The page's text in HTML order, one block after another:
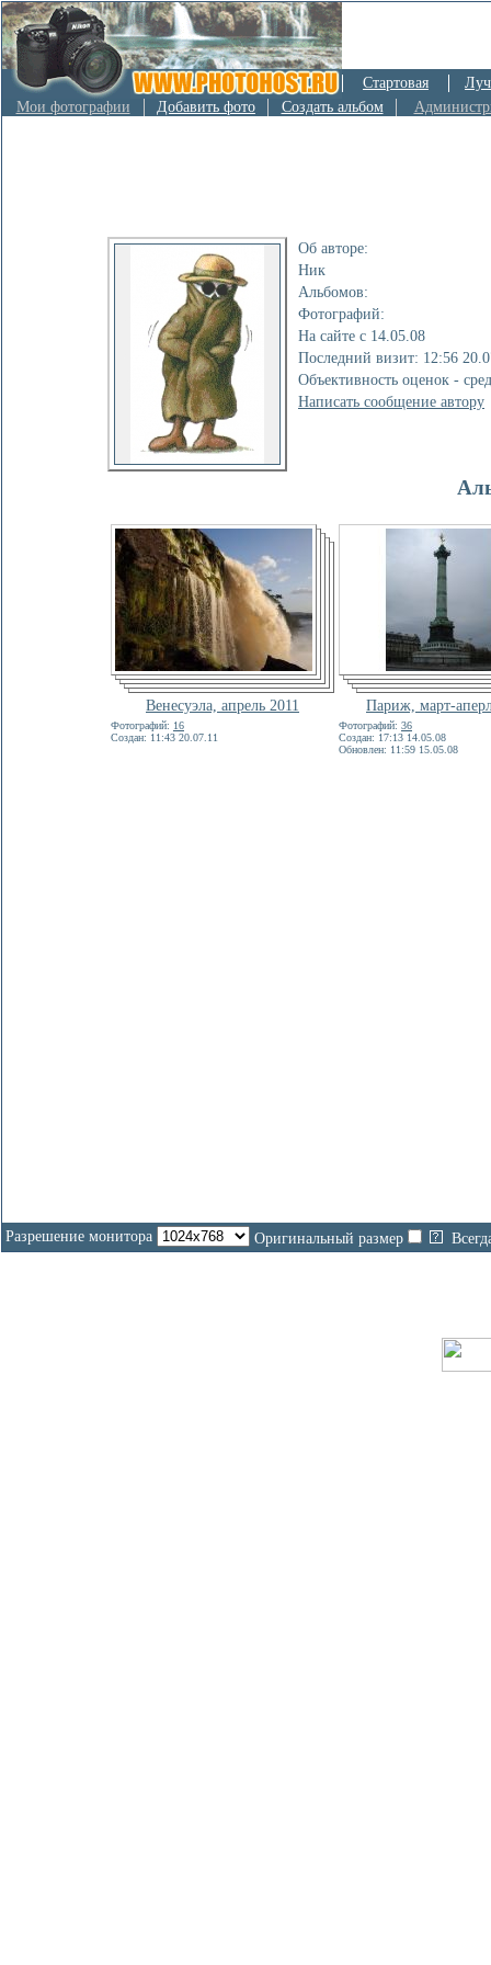
Стартовая
Мои фотографии
Добавить фото Создать альбом
Об авторе:
Ник
Альбомов:
Фотографий:
На сайте с 14.05.08
Последний визит: 12:56
Объективность оценок -
Написать сообщение автору
Венесуэла, апрель 2011 Париж, март-
Фотографий: 16
Создан: 11:43 20.07.11
Фотографий: 36
Создан: 17:13 14.05.08
Обновлен: 11:59 15.05.08
Разрешение монитора Оригинальный размер